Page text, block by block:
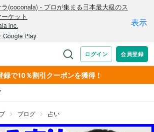
録で10％割引クーポンを獲得！
ブログ 占い